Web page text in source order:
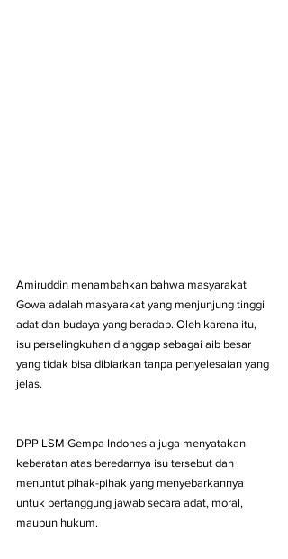
Amiruddin menambahkan bahwa masyarakat
Gowa adalah masyarakat yang menjunjung tinggi
adat dan budaya yang beradab. Oleh karena itu,
isu perselingkuhan dianggap sebagai aib besar
yang tidak bisa dibiarkan tanpa penyelesaian yang
jelas.
DPP LSM Gempa Indonesia juga menyatakan
keberatan atas beredarnya isu tersebut dan
menuntut pihak-pihak yang menyebarkannya
untuk bertanggung jawab secara adat, moral,
maupun hukum.